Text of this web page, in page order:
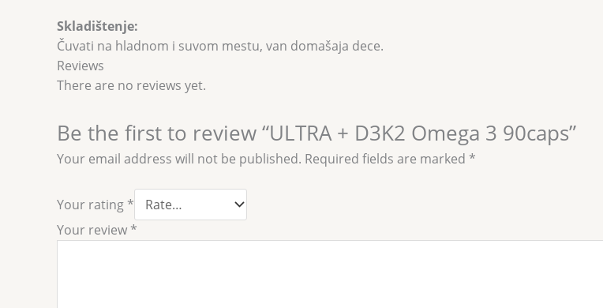
Skladištenje:
Čuvati na hladnom i suvom mestu, van domašaja dece.
Reviews
There are no reviews yet.
Be the first to review “ULTRA + D3K2 Omega 3 90caps”
Your email address will not be published. Required fields are marked *
Your rating *
Your review *